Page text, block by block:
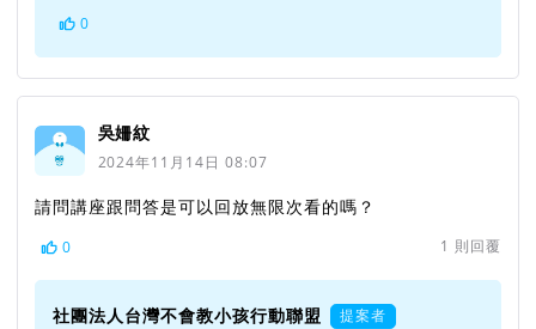
0
吳姍紋
2024年11月14日 08:07
請問講座跟問答是可以回放無限次看的嗎？
0 1 則回覆
社團法人台灣不會教小孩行動聯盟
提案者